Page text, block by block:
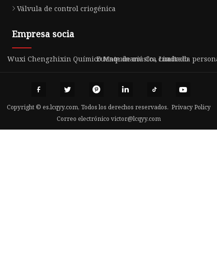
Válvula de control criogénica
Empresa socia
Wuxi Chengzhixin Químico Maquinaria Co., Limitado.
Fuente de música cuadrada
Copyright © es.lcqyy.com, Todos los derechos reservados. Privacy Policy
Correo electrónico victor@lcqyy.com